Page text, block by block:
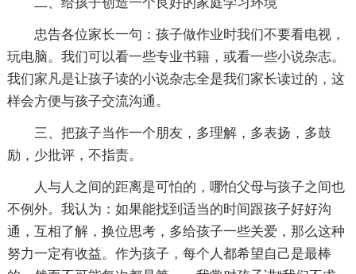
忠告各位家长一句：孩子做作业时我们不要看电视，
玩电脑。我们可以看一些专业书籍，或看一些小说杂志。
我们家凡是让孩子读的小说杂志全是我们家长读过的，这
样会方便与孩子交流沟通。
三、把孩子当作一个朋友，多理解，多表扬，多鼓
励，少批评，不指责。
人与人之间的距离是可怕的，哪怕父母与孩子之间也
不例外。我认为：如果能找到适当的时间跟孩子好好沟
通，互相了解，换位思考，多给孩子一些关爱，那么这种
努力一定有收益。作为孩子，每个人都希望自己是最棒